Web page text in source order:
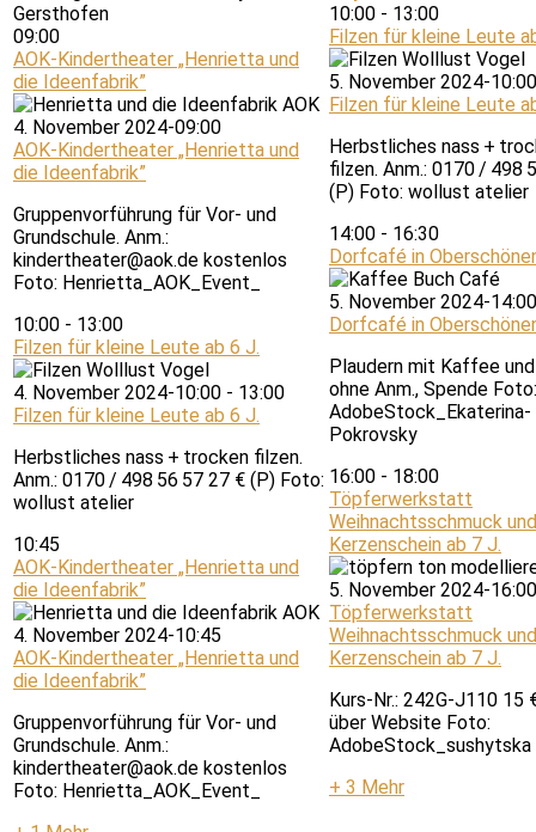
Gersthofen
09:00
AOK-Kindertheater „Henrietta und
die Ideenfabrik”
4. November 2024-09:00
AOK-Kindertheater „Henrietta und
die Ideenfabrik”
Gruppenvorführung für Vor- und
Grundschule. Anm.:
kindertheater@aok.de kostenlos
Foto: Henrietta_AOK_Event_
10:00 - 13:00
Filzen für kleine Leute ab 6 J.
4. November 2024-10:00 - 13:00
Filzen für kleine Leute ab 6 J.
Herbstliches nass + trocken filzen.
Anm.: 0170 / 498 56 57 27 € (P) Foto:
wollust atelier
10:45
AOK-Kindertheater „Henrietta und
die Ideenfabrik”
4. November 2024-10:45
AOK-Kindertheater „Henrietta und
die Ideenfabrik”
Gruppenvorführung für Vor- und
Grundschule. Anm.:
kindertheater@aok.de kostenlos
Foto: Henrietta_AOK_Event_
10:00 - 13:00
Filzen für kleine Leute
5. November 2024-10:00
Filzen für kleine Leute
Herbstliches nass +
filzen. Anm.: 0170 / 498
(P) Foto: wollust atelier
14:00 - 16:30
Dorfcafé in
5. November 2024-14:00
Dorfcafé in
Plaudern mit Kaffee
ohne Anm., Spende Foto:
AdobeStock_Ekaterina-
Pokrovsky
16:00 - 18:00
Töpferwerkstatt
Weihnachtsschmuck und
Kerzenschein ab 7 J.
5. November 2024-16:00
Töpferwerkstatt
Weihnachtsschmuck und
Kerzenschein ab 7 J.
Kurs-Nr.: 242G-J110 15
über Website Foto:
AdobeStock_sushytska
+ 3 Mehr